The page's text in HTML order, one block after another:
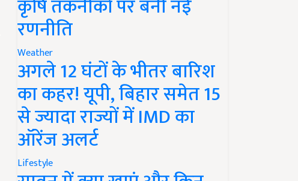
कृषि तकनीकों पर बनी नई
रणनीति
Weather
अगले 12 घंटों के भीतर बारिश
का कहर! यूपी, बिहार समेत 15
से ज्यादा राज्यों में IMD का
ऑरेंज अलर्ट
Lifestyle